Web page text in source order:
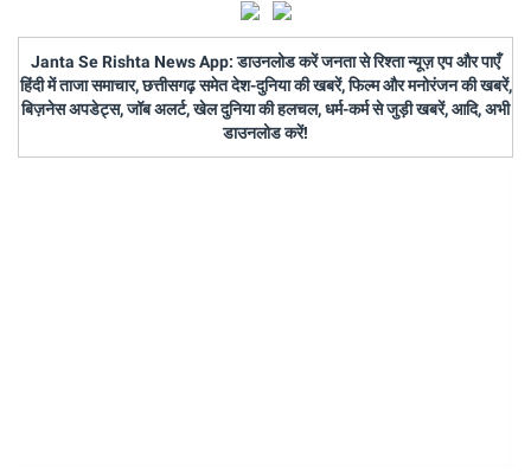
Janta Se Rishta News App: डाउनलोड करें जनता से रिश्ता न्यूज़ एप और पाएँ
हिंदी में ताजा समाचार, छत्तीसगढ़ समेत देश-दुनिया की खबरें, फिल्म और मनोरंजन की खबरें,
बिज़नेस अपडेट्स, जॉब अलर्ट, खेल दुनिया की हलचल, धर्म-कर्म से जुड़ी खबरें, आदि, अभी
डाउनलोड करें!